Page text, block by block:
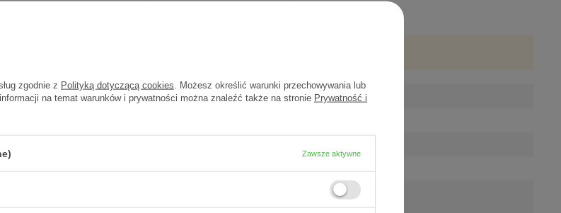
zgodnie z Polityką dotyczącą cookies . Możesz określić warunki przechowywania lub
na temat warunków i prywatności można znaleźć także na stronie Prywatność i
Zawsze aktywne